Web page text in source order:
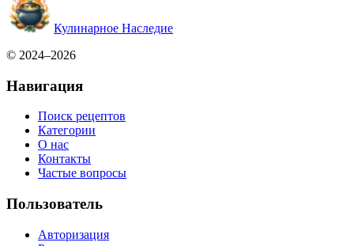
Кулинарное Наследие
© 2024–2026
Навигация
Поиск рецептов
Категории
О нас
Контакты
Частые вопросы
Пользователь
Авторизация